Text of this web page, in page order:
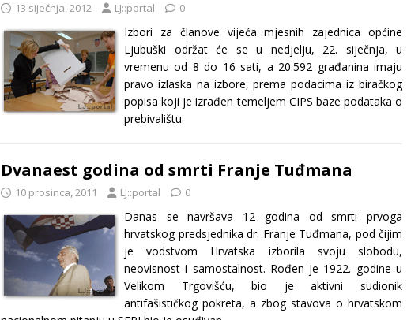
13 siječnja, 2012 LJ::portal 0
Izbori za članove vijeća mjesnih zajednica općine
Ljubuški održat će se u nedjelju, 22. siječnja, u
vremenu od 8 do 16 sati, a 20.592 građanina imaju
pravo izlaska na izbore, prema podacima iz biračkog
popisa koji je izrađen temeljem CIPS baze podataka o
prebivalištu.
Dvanaest godina od smrti Franje Tuđmana
10 prosinca, 2011 LJ::portal 0
Danas se navršava 12 godina od smrti prvoga
hrvatskog predsjednika dr. Franje Tuđmana, pod čijim
je vodstvom Hrvatska izborila svoju slobodu,
neovisnost i samostalnost. Rođen je 1922. godine u
Velikom Trgovišću, bio je aktivni sudionik
antifašističkog pokreta, a zbog stavova o hrvatskom